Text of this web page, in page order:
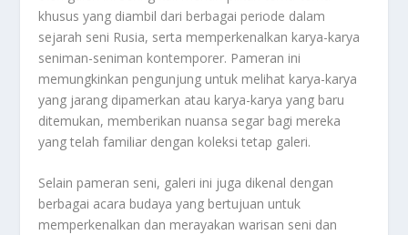
khusus yang diambil dari berbagai periode dalam
sejarah seni Rusia, serta memperkenalkan karya-karya
seniman-seniman kontemporer. Pameran ini
memungkinkan pengunjung untuk melihat karya-karya
yang jarang dipamerkan atau karya-karya yang baru
ditemukan, memberikan nuansa segar bagi mereka
yang telah familiar dengan koleksi tetap galeri.
Selain pameran seni, galeri ini juga dikenal dengan
berbagai acara budaya yang bertujuan untuk
memperkenalkan dan merayakan warisan seni dan